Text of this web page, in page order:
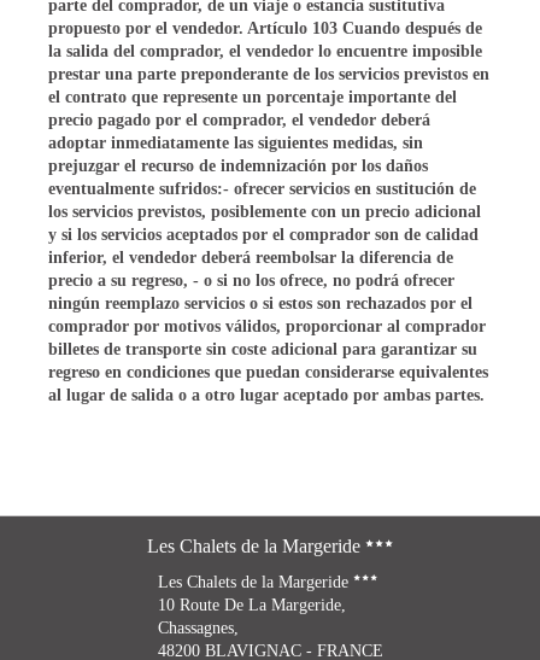
parte del comprador, de un viaje o estancia sustitutiva
propuesto por el vendedor. Artículo 103 Cuando después de
la salida del comprador, el vendedor lo encuentre imposible
prestar una parte preponderante de los servicios previstos en
el contrato que represente un porcentaje importante del
precio pagado por el comprador, el vendedor deberá
adoptar inmediatamente las siguientes medidas, sin
prejuzgar el recurso de indemnización por los daños
eventualmente sufridos:- ofrecer servicios en sustitución de
los servicios previstos, posiblemente con un precio adicional
y si los servicios aceptados por el comprador son de calidad
inferior, el vendedor deberá reembolsar la diferencia de
precio a su regreso, - o si no los ofrece, no podrá ofrecer
ningún reemplazo servicios o si estos son rechazados por el
comprador por motivos válidos, proporcionar al comprador
billetes de transporte sin coste adicional para garantizar su
regreso en condiciones que puedan considerarse equivalentes
al lugar de salida o a otro lugar aceptado por ambas partes.
Les Chalets de la Margeride
Les Chalets de la Margeride
10 Route De La Margeride,
Chassagnes,
48200 BLAVIGNAC - FRANCE